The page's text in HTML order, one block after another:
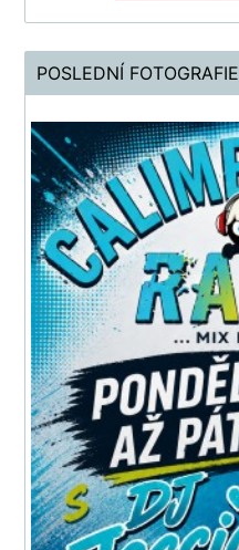
POSLEDNÍ FOTOGRAFIE